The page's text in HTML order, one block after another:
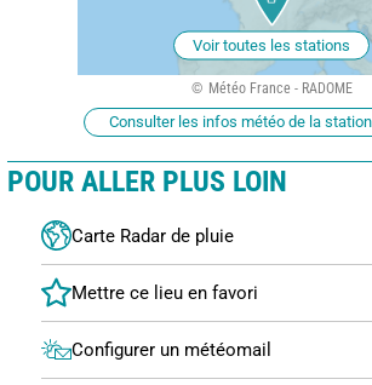
Voir toutes les stations
Météo France - RADOME
Consulter les infos météo de la
POUR ALLER PLUS LOIN
Carte Radar de pluie
Configurer un météomail